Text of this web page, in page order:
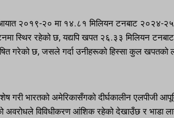
आयात २०१९-२० मा १४.८१ मिलियन टनबाट २०२४-
स्थिर रहेको छ, यद्यपि खपत २६.३३ मिलियन
गरेको छ, जसले गर्दा उनीहरूको हिस्सा कुल खपतको
गरी भारतको अमेरिकासँगको दीर्घकालीन एलपीजी
अवरोधले विविधीकरण आंशिक रहेको देखाउँछ र भाडा